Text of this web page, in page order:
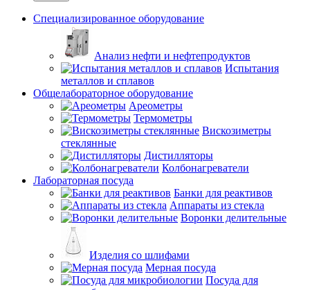
Специализированное оборудование
Анализ нефти и нефтепродуктов
Испытания
металлов и сплавов
Общелабораторное оборудование
Ареометры
Термометры
Вискозиметры
стеклянные
Дистилляторы
Колбонагреватели
Лабораторная посуда
Банки для реактивов
Аппараты из стекла
Воронки делительные
Изделия со шлифами
Мерная посуда
Посуда для